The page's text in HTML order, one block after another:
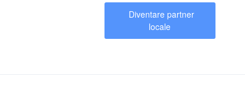
Diventare partner
locale